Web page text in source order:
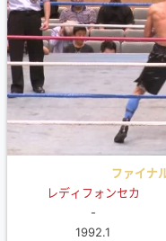
ファイナ
レディフォンセカ
-
1992.1